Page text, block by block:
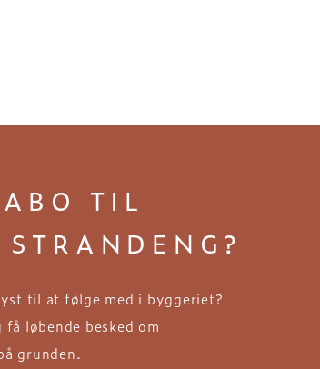
TIL
til at følge med i byggeriet?
løbende besked om
grunden.